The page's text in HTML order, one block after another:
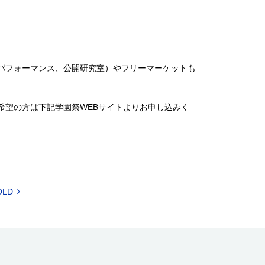
ォーマンス、公開研究室）やフリーマーケットも
の方は下記学園祭WEBサイトよりお申し込みく